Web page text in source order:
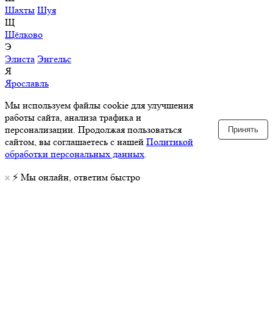
Шахты Шуя
Щ
Щёлково
Э
Элиста Энгельс
Я
Ярославль
Мы используем файлы cookie для улучшения
работы сайта, анализа трафика и
персонализации. Продолжая пользоваться
сайтом, вы соглашаетесь с нашей Политикой
обработки персональных данных.
Принять
⚡️ Мы онлайн, ответим быстро